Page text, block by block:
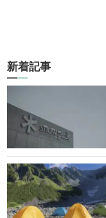
新着記事